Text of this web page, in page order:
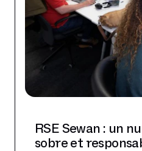
RSE Sewan : un
sobre et